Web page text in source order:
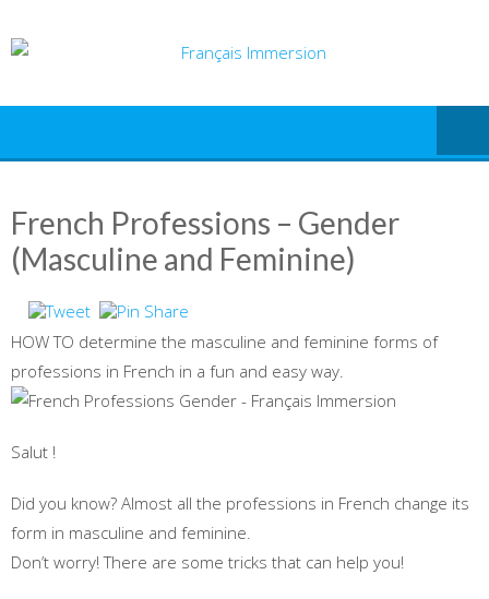
to
French Professions – Gender
(Masculine and Feminine)
HOW TO determine the masculine and feminine forms of
professions in French in a fun and easy way.
Salut !
Did you know? Almost all the professions in French change its
form in masculine and feminine.
Don’t worry! There are some tricks that can help you!